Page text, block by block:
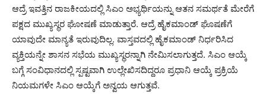
ಆದ್ರೆ ಇವತ್ತಿನ ರಾಜಕೀಯದಲ್ಲಿ ಸಿಎಂ ಅಭ್ಯರ್ಥಿಯನ್ನು ಆತನ ಸಮರ್ಥತೆ ಮೇರೆಗೆ
ಪಕ್ಷದ ಮುಖ್ಯಸ್ಥರ ಘೋಷಣೆ ಮಾಡುತ್ತಾರೆ. ಆದ್ರೆ ಹೈಕಮಾಂಡ್ ಘೊಷಣೆಗೆ
ಯಾವುದೇ ಮಾನ್ಯತೆ ಇರುವುದಿಲ್ಲ. ವಾಸ್ತವದಲ್ಲಿ ಹೈಕಮಾಂಡ್ ನಿರ್ಧರಿಸಿದ
ವ್ಯಕ್ತಿಯನ್ನೇ ಶಾಸನ ಸಭೆಯ ಮುಖ್ಯಸ್ಥರನ್ನಾಗಿ ನೇಮಿಸಲಾಗುತ್ತದೆ. ಸಿಎಂ ಆಯ್ಕೆ
ಬಗ್ಗೆ ಸಂವಿಧಾನದಲ್ಲಿ ಸ್ಪಷ್ಟವಾಗಿ ಉಲ್ಲೇಖಿಸದಿದ್ದರೂ ಪ್ರಧಾನಿ ಆಯ್ಕೆ ಪ್ರಕ್ರಿಯೆ
ನಿಯಮಗಳೇ ಸಿಎಂ ಆಯ್ಕೆಗೆ ಅನ್ವಯ ಆಗುತ್ತವೆ.